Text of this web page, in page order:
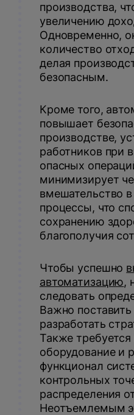
производства,
увеличению
Одновременно,
количество
делая
безопасным.
Кроме того,
повышает
производстве,
работников при
опасных
минимизирует
вмешательство
процессы, что
сохранению
благополучия
Чтобы успешно
автоматизацию,
следовать
Важно
разработать
Также
оборудование и
функционал
контрольных
распределения
Неотъемлемым